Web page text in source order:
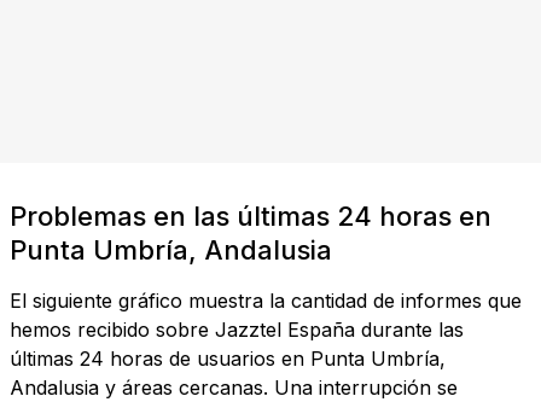
Problemas en las últimas 24 horas en
Punta Umbría, Andalusia
El siguiente gráfico muestra la cantidad de informes que
hemos recibido sobre Jazztel España durante las
últimas 24 horas de usuarios en Punta Umbría,
Andalusia y áreas cercanas. Una interrupción se